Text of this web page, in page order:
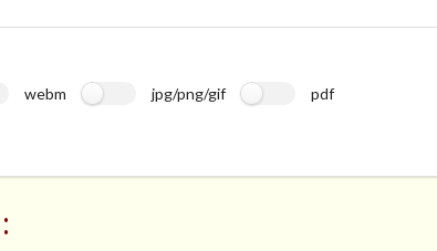
webm jpg/png/gif pdf